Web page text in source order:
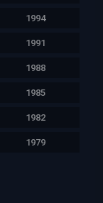
1994
1991
1988
1985
1982
1979